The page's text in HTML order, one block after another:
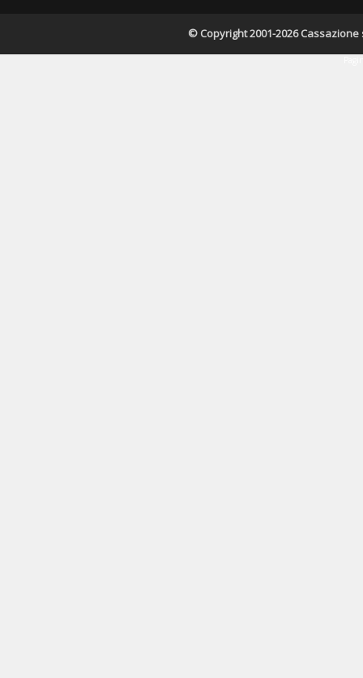
© Copyright 2001-2026 Cassazione